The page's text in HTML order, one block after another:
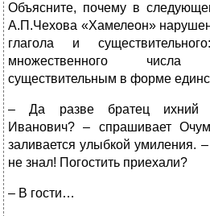
Объясните, почему в
А.П.Чехова «Хамелеон»
глагола и
множественного числа
существительным в форме
– Да разве братец ихний
Иванович? – спрашивает
заливается улыбкой умиления.
не знал! Погостить приехали?
– В гости…